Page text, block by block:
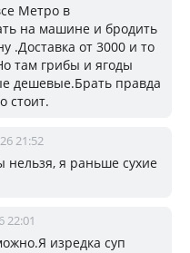
Метро в
на машине и бродить
.Доставка от 3000 и то
там грибы и ягоды
дешевые.Брать правда
стоит.
21:52
нельзя, я раньше сухие
22:01
изредка суп